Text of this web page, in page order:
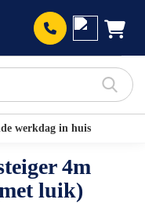
werkdag in huis
offerte
4m
luik)